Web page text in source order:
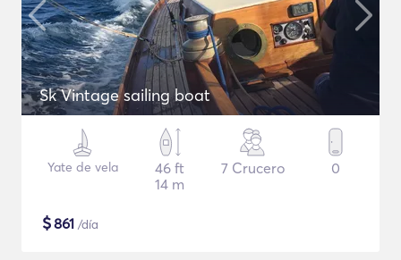
Sk Vintage sailing boat
Yate de vela
46 ft
14 m
7 Crucero 0
$861 /día